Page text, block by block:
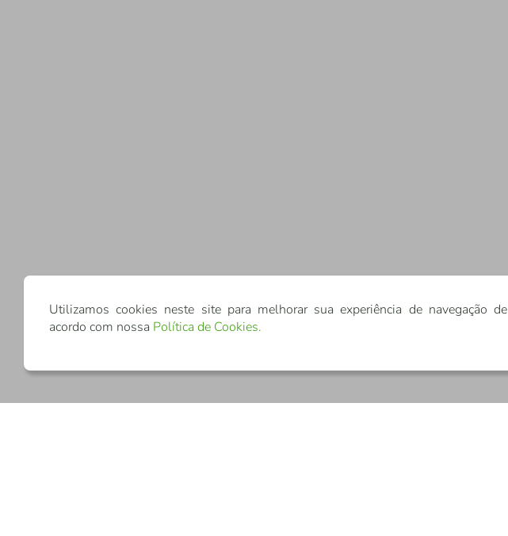
Utilizamos cookies neste site para melhorar sua experiência de navegação de
acordo com nossa Política de Cookies.